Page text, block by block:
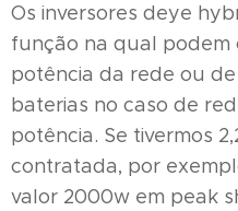
Os inversores deye
função na qual podem
potência da rede ou
baterias no caso de
potência. Se tivermos
contratada, por
valor 2000w em peak